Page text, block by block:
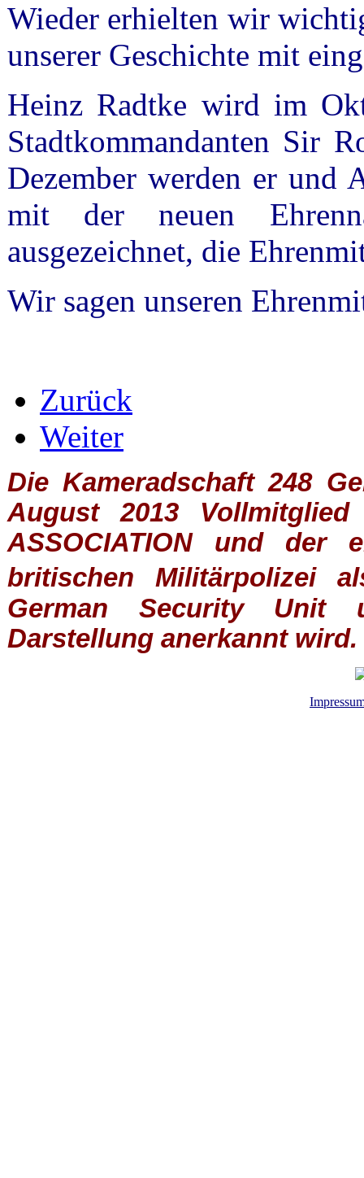
Wieder erhielten wir
unserer Geschichte mit
Heinz Radtke wird im
Stadtkommandanten Sir
Dezember werden er und
mit der neuen
ausgezeichnet, die
Wir sagen unseren
Zurück
Weiter
Die Kameradschaft 248
August 2013
ASSOCIATIONund der
britischen
Militärpolizei
German Security Unit
Darstellung anerkannt wird.